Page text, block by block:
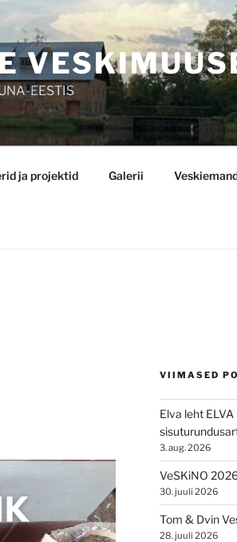
EESTIS
ja projektid Galerii
VIIMASED
Elva leht
3. aug. 2026
VeSKiNO
30. juuli 2026
Tom & Dvin
28. juuli 2026